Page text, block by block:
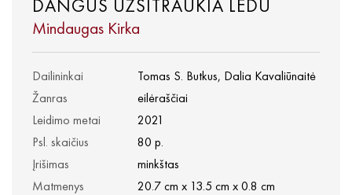
DANGUS UŽSITRAUKIA LEDU
Mindaugas Kirka
Dailininkai
Tomas S. Butkus, Dalia Kavaliūnaitė
Žanras
eilėraščiai
Leidimo metai
2021
Psl. skaičius
80 p.
Įrišimas
minkštas
Matmenys
20.7 cm x 13.5 cm x 0.8 cm